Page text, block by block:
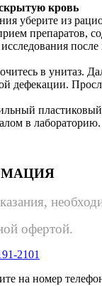
кровь
уберите из
препаратов,
в унитаз.
дефекации.
в лабораторию.
офертой.
2101
на номер